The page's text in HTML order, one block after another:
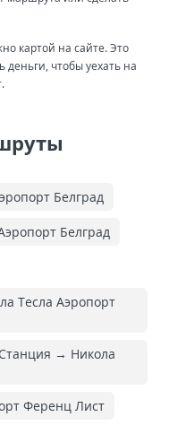
картой на сайте. Это
деньги, чтобы уехать на
Белград
Белград
Тесла Аэропорт
→ Никола
Ференц Лист